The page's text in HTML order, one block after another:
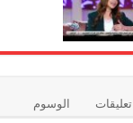
تعليقات الوسوم